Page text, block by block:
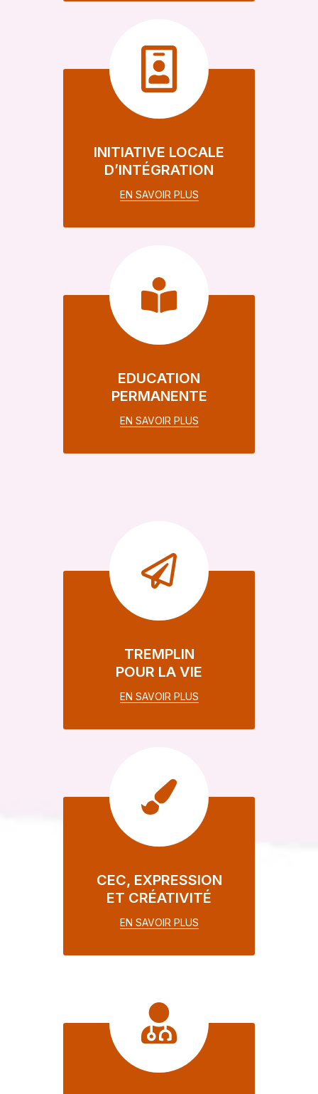
INITIATIVE LOCALE
D’INTÉGRATION
EN SAVOIR PLUS
EDUCATION
PERMANENTE
EN SAVOIR PLUS
TREMPLIN
POUR LA VIE
EN SAVOIR PLUS
CEC, EXPRESSION
ET CRÉATIVITÉ
EN SAVOIR PLUS